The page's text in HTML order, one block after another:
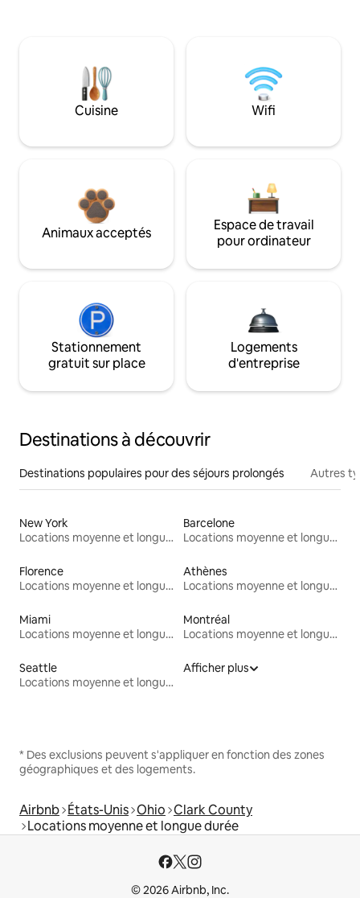
Cuisine Wifi
Animaux acceptés
Espace de travail
pour ordinateur
Stationnement
gratuit sur place
Logements
d'entreprise
Destinations à découvrir
Destinations populaires pour des séjours prolongés Autres
New York
Locations moyenne et longue durée
Barcelone
Locations moyenne et longue durée
Florence
Locations moyenne et longue durée
Athènes
Locations moyenne et longue durée
Miami
Locations moyenne et longue durée
Montréal
Locations moyenne et longue durée
Seattle
Locations moyenne et longue durée
Afficher plus
* Des exclusions peuvent s'appliquer en fonction des zones
géographiques et des logements.
Airbnb États-Unis Ohio Clark County
Locations moyenne et longue durée
© 2026 Airbnb, Inc.